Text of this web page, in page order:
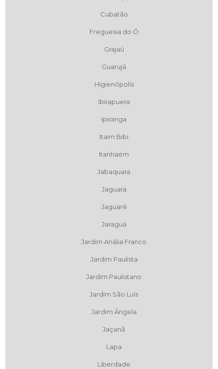
Cubatão
Freguesia do Ó
Grajaú
Guarujá
Higienópolis
Ibirapuera
Ipiranga
Itaim Bibi
Itanhaém
Jabaquara
Jaguara
Jaguaré
Jaraguá
Jardim Anália Franco
Jardim Paulista
Jardim Paulistano
Jardim São Luís
Jardim Ângela
Jaçanã
Lapa
Liberdade